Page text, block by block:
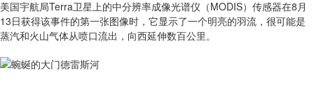
美国宇航局Terra卫星上的中分辨率成像光谱仪（MODIS）传感器在8月
13日获得该事件的第一张图像时，它显示了一个明亮的羽流，很可能是
蒸汽和火山气体从喷口流出，向西延伸数百公里。